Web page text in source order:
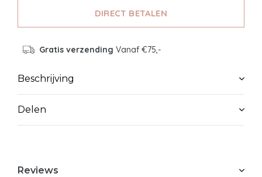
DIRECT BETALEN
Gratis verzending Vanaf €75,-
Beschrijving
Delen
Reviews